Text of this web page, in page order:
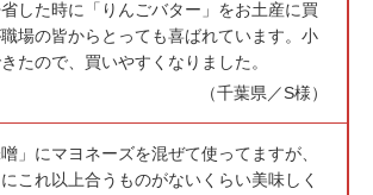
した時に「りんごバター」をお土産に買
場の皆からとっても喜ばれています。小
たので、買いやすくなりました。
（千葉県／S様）
噌」にマヨネーズを混ぜて使ってますが、
これ以上合うものがないくらい美味しく